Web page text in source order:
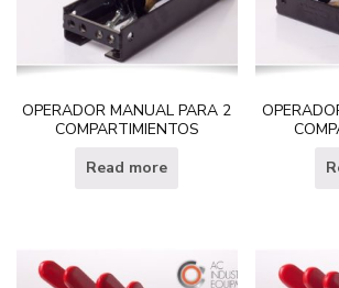
OPERADOR MANUAL PARA 2
COMPARTIMIENTOS
Read more